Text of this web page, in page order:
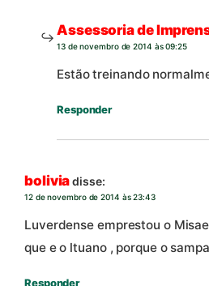
Assessoria de
13 de novembro de 2014 às 09:25
Estão treinando
Responder
boliviadisse:
12 de novembro de 2014 às 23:43
Luverdense emprestou o
que e o ltuano , porque o
Responder